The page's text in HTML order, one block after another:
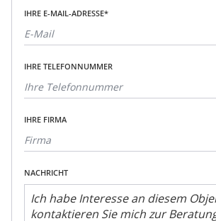
IHRE E-MAIL-ADRESSE*
IHRE TELEFONNUMMER
IHRE FIRMA
NACHRICHT